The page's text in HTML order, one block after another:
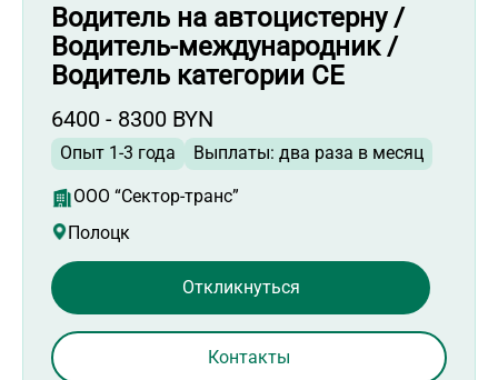
Водитель на автоцистерну /
Водитель-международник /
Водитель категории СЕ
6400 - 8300 BYN
Опыт 1-3 года Выплаты: два раза в месяц
ООО “Сектор-транс”
Полоцк
Откликнуться
Контакты